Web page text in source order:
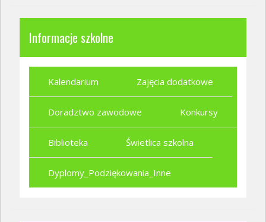
Informacje szkolne
Kalendarium Zajęcia dodatkowe
Doradztwo zawodowe Konkursy
Biblioteka Świetlica szkolna
Dyplomy_Podziękowania_Inne